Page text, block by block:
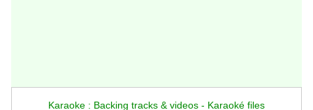
Karaoke : Backing tracks & videos - Karaoké files